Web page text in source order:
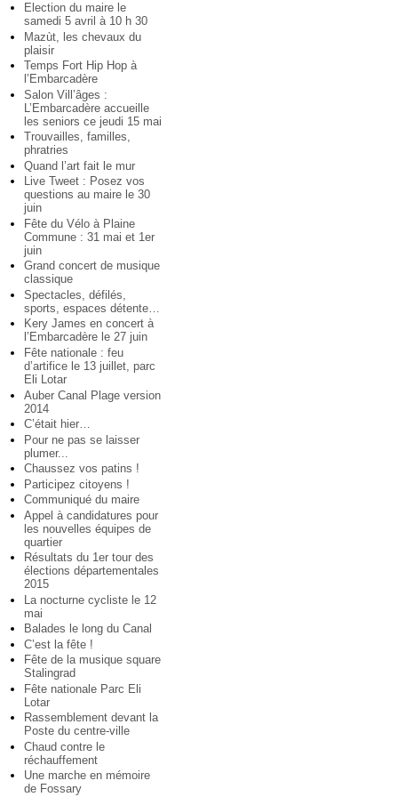
Election du maire le
samedi 5 avril à 10 h 30
Mazùt, les chevaux du
plaisir
Temps Fort Hip Hop à
l’Embarcadère
Salon Vill’âges :
L’Embarcadère accueille
les seniors ce jeudi 15 mai
Trouvailles, familles,
phratries
Quand l’art fait le mur
Live Tweet : Posez vos
questions au maire le 30
juin
Fête du Vélo à Plaine
Commune : 31 mai et 1er
juin
Grand concert de musique
classique
Spectacles, défilés,
sports, espaces détente…
Kery James en concert à
l’Embarcadère le 27 juin
Fête nationale : feu
d’artifice le 13 juillet, parc
Eli Lotar
Auber Canal Plage version
2014
C’était hier…
Pour ne pas se laisser
plumer...
Chaussez vos patins !
Participez citoyens !
Communiqué du maire
Appel à candidatures pour
les nouvelles équipes de
quartier
Résultats du 1er tour des
élections départementales
2015
La nocturne cycliste le 12
mai
Balades le long du Canal
C’est la fête !
Fête de la musique square
Stalingrad
Fête nationale Parc Eli
Lotar
Rassemblement devant la
Poste du centre-ville
Chaud contre le
réchauffement
Une marche en mémoire
de Fossary